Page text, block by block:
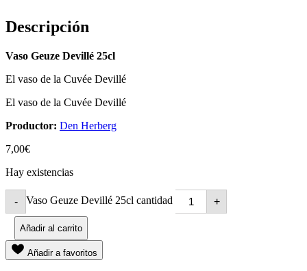
Descripción
Vaso Geuze Devillé 25cl
El vaso de la Cuvée Devillé
El vaso de la Cuvée Devillé
Productor: Den Herberg
7,00€
Hay existencias
- Vaso Geuze Devillé 25cl cantidad +
Añadir al carrito
Añadir a favoritos